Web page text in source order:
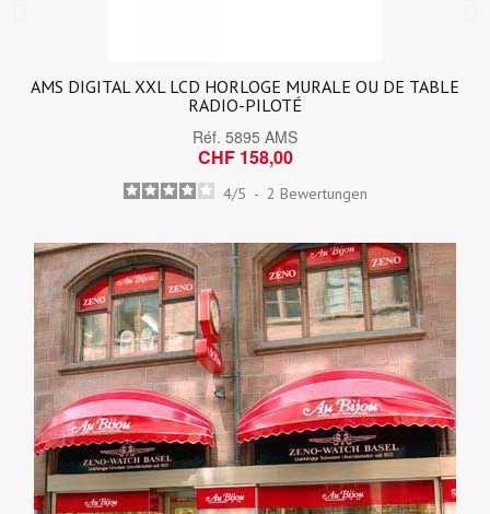
AMS DIGITAL XXL LCD HORLOGE MURALE OU DE TABLE
RADIO-PILOTÉ
Réf. 5895 AMS
CHF 158,00
4/5 - 2 Bewertungen